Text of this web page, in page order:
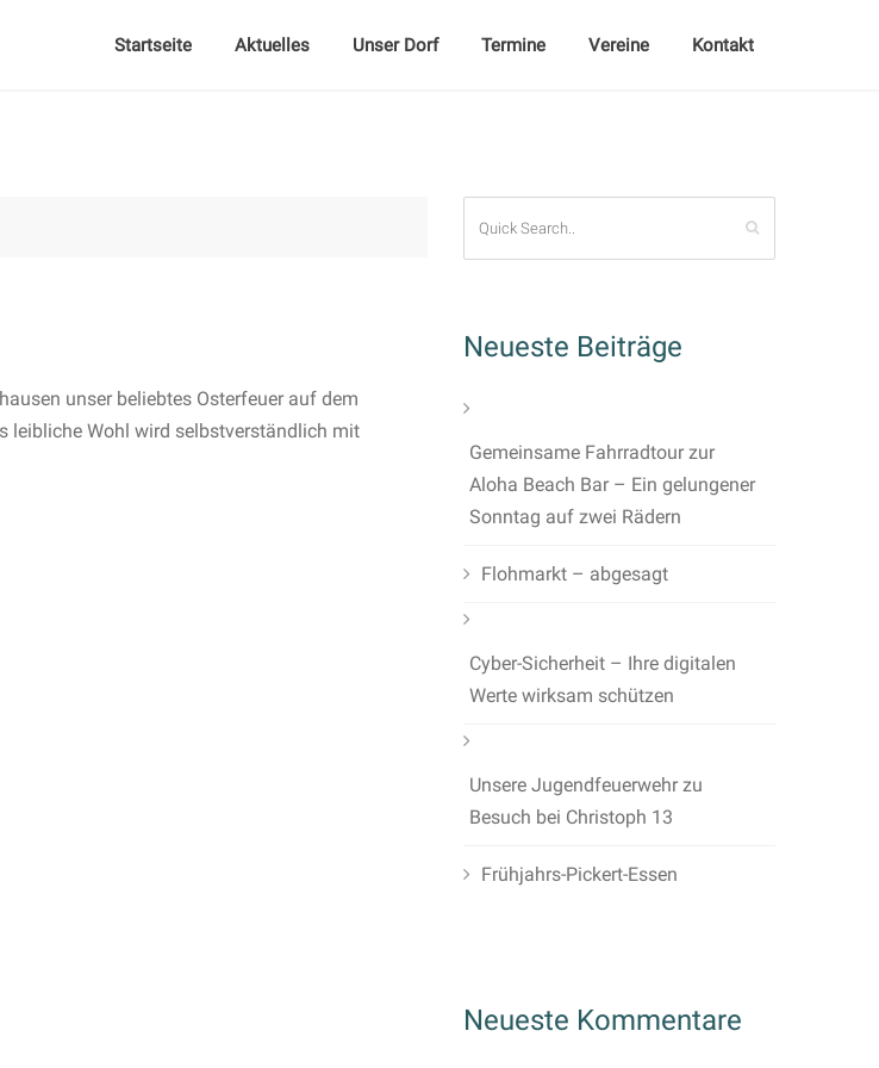
Startseite Aktuelles Unser Dorf Termine Vereine Kontakt
unser beliebtes Osterfeuer auf dem
leibliche Wohl wird selbstverständlich mit
Neueste Beiträge
Gemeinsame Fahrradtour zur
Aloha Beach Bar – Ein gelungener
Sonntag auf zwei Rädern
Flohmarkt – abgesagt
Cyber-Sicherheit – Ihre digitalen
Werte wirksam schützen
Unsere Jugendfeuerwehr zu
Besuch bei Christoph 13
Frühjahrs-Pickert-Essen
Neueste Kommentare